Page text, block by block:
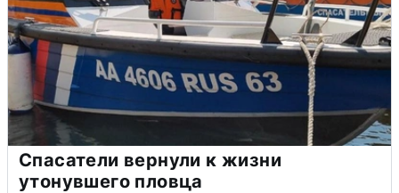
Спасатели вернули к жизни
утонувшего пловца